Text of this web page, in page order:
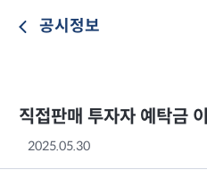
공시정보
직접판매 투자자 예탁금
2025.05.30